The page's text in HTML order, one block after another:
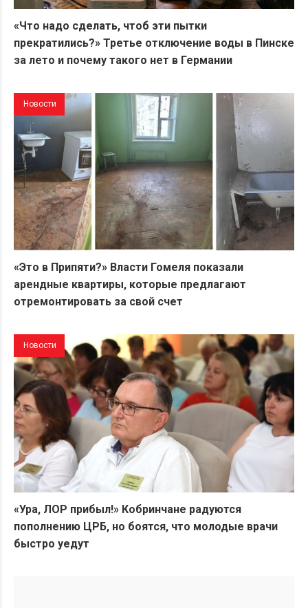
«Что надо сделать, чтоб эти пытки
прекратились?» Третье отключение воды в Пинске
за лето и почему такого нет в Германии
Новости
«Это в Припяти?» Власти Гомеля показали
арендные квартиры, которые предлагают
отремонтировать за свой счет
Новости
«Ура, ЛОР прибыл!» Кобринчане радуются
пополнению ЦРБ, но боятся, что молодые врачи
быстро уедут